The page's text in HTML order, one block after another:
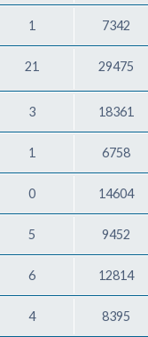
1 7342
21 29475
3 18361
1 6758
0 14604
5 9452
6 12814
4 8395